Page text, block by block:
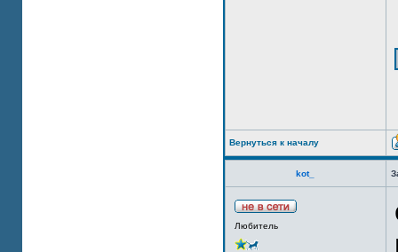
Вернуться к началу
kot_
Любитель